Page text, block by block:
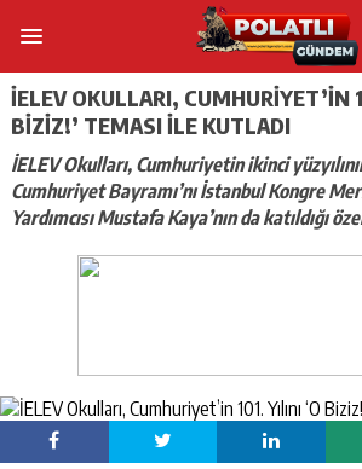
İELEV OKULLARI, CUMHURIYET’IN
BIZIZ!’ TEMASI ILE KUTLADI
İELEV Okulları, Cumhuriyetin ikinci
Cumhuriyet Bayramı’nı İstanbul Kongre
Yardımcısı Mustafa Kaya’nın da katıldığı